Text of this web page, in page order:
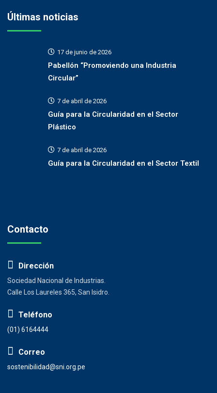
Últimas noticias
17 de junio de 2026
Pabellón “Promoviendo una Industria
Circular”
7 de abril de 2026
Guía para la Circularidad en el Sector
Plástico
7 de abril de 2026
Guía para la Circularidad en el Sector Textil
Contacto
Dirección
Sociedad Nacional de Industrias.
Calle Los Laureles 365, San Isidro.
Teléfono
(01) 6164444
Correo
sostenibilidad@sni.org.pe